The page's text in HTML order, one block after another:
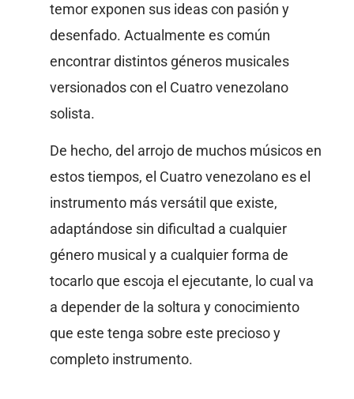
temor exponen sus ideas con pasión y
desenfado. Actualmente es común
encontrar distintos géneros musicales
versionados con el Cuatro venezolano
solista.
De hecho, del arrojo de muchos músicos en
estos tiempos, el Cuatro venezolano es el
instrumento más versátil que existe,
adaptándose sin dificultad a cualquier
género musical y a cualquier forma de
tocarlo que escoja el ejecutante, lo cual va
a depender de la soltura y conocimiento
que este tenga sobre este precioso y
completo instrumento.